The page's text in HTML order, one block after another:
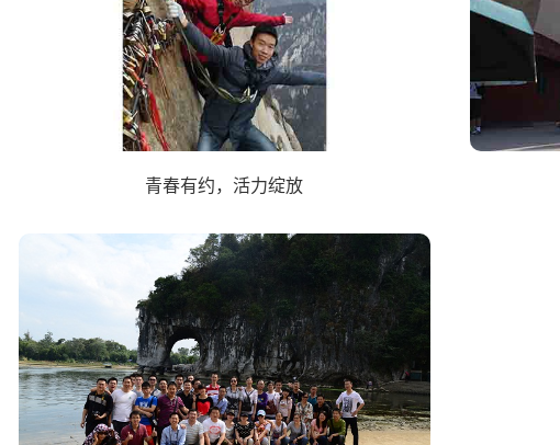
青春有约，活力绽放